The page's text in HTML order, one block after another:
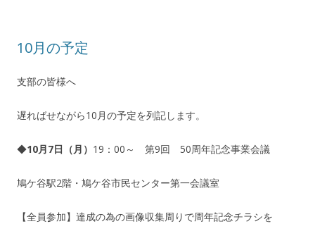
10月の予定
支部の皆様へ
遅ればせながら10月の予定を列記します。
◆10月7日（月） 19：00～ 第9回 50周年記念事業会議
鳩ケ谷駅2階・鳩ケ谷市民センター第一会議室
【全員参加】達成の為の画像収集周りで周年記念チラシを